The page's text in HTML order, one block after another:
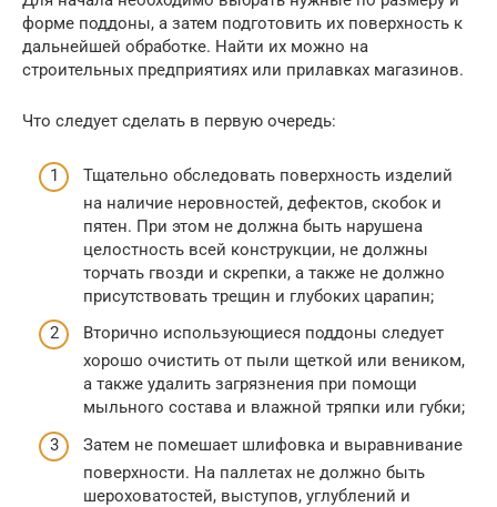
форме поддоны, а затем подготовить их поверхность к
дальнейшей обработке. Найти их можно на
строительных предприятиях или прилавках магазинов.
Что следует сделать в первую очередь:
Тщательно обследовать поверхность изделий
на наличие неровностей, дефектов, скобок и
пятен. При этом не должна быть нарушена
целостность всей конструкции, не должны
торчать гвозди и скрепки, а также не должно
присутствовать трещин и глубоких царапин;
Вторично использующиеся поддоны следует
хорошо очистить от пыли щеткой или веником,
а также удалить загрязнения при помощи
мыльного состава и влажной тряпки или губки;
Затем не помешает шлифовка и выравнивание
поверхности. На паллетах не должно быть
шероховатостей, выступов, углублений и